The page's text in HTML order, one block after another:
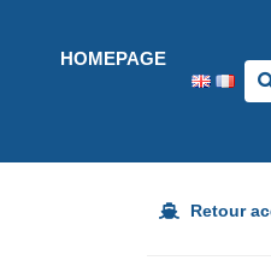
HOMEPAGE
Retour